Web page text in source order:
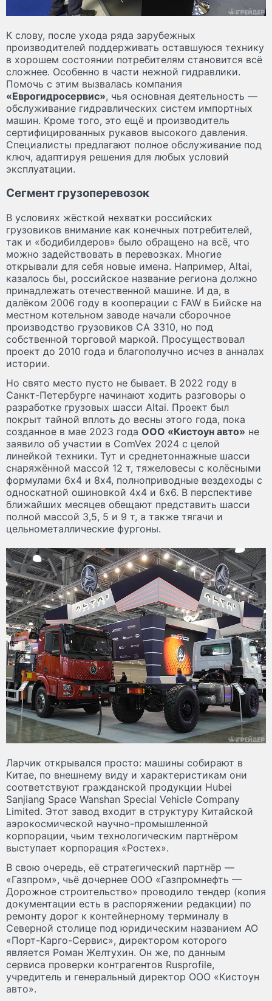
К слову, после ухода ряда зарубежных
производителей поддерживать оставшуюся технику
в хорошем состоянии потребителям становится всё
сложнее. Особенно в части нежной гидравлики.
Помочь с этим вызвалась компания
«Еврогидросервис», чья основная деятельность —
обслуживание гидравлических систем импортных
машин. Кроме того, это ещё и производитель
сертифицированных рукавов высокого давления.
Специалисты предлагают полное обслуживание под
ключ, адаптируя решения для любых условий
эксплуатации.
Сегмент грузоперевозок
В условиях жёсткой нехватки российских
грузовиков внимание как конечных потребителей,
так и «бодибилдеров» было обращено на всё, что
можно задействовать в перевозках. Многие
открывали для себя новые имена. Например, Altai,
казалось бы, российское название региона должно
принадлежать отечественной машине. И да, в
далёком 2006 году в кооперации с FAW в Бийске на
местном котельном заводе начали сборочное
производство грузовиков CA 3310, но под
собственной торговой маркой. Просуществовал
проект до 2010 года и благополучно исчез в анналах
истории.
Но свято место пусто не бывает. В 2022 году в
Санкт-Петербурге начинают ходить разговоры о
разработке грузовых шасси Altai. Проект был
покрыт тайной вплоть до весны этого года, пока
созданное в мае 2023 года ООО «Кистоун авто» не
заявило об участии в ComVex 2024 с целой
линейкой техники. Тут и среднетоннажные шасси
снаряжённой массой 12 т, тяжеловесы с колёсными
формулами 6х4 и 8х4, полноприводные вездеходы с
односкатной ошиновкой 4х4 и 6х6. В перспективе
ближайших месяцев обещают представить шасси
полной массой 3,5, 5 и 9 т, а также тягачи и
цельнометаллические фургоны.
Ларчик открывался просто: машины собирают в
Китае, по внешнему виду и характеристикам они
соответствуют гражданской продукции Hubei
Sanjiang Space Wanshan Special Vehicle Company
Limited. Этот завод входит в структуру Китайской
аэрокосмической научно-промышленной
корпорации, чьим технологическим партнёром
выступает корпорация «Ростех».
В свою очередь, её стратегический партнёр —
«Газпром», чьё дочернее ООО «Газпромнефть —
Дорожное строительство» проводило тендер (копия
документации есть в распоряжении редакции) по
ремонту дорог к контейнерному терминалу в
Северной столице под юридическим названием АО
«Порт-Карго-Сервис», директором которого
является Роман Желтухин. Он же, по данным
сервиса проверки контрагентов Rusprofile,
учредитель и генеральный директор ООО «Кистоун
авто».